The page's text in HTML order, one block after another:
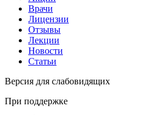
Врачи
Лицензии
Отзывы
Лекции
Новости
Статьи
Версия для слабовидящих
При поддержке